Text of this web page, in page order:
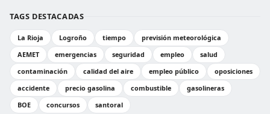
TAGS DESTACADAS
La Rioja Logroño tiempo
previsión meteorológica
AEMET
emergencias seguridad empleo
salud
contaminación
calidad del aire empleo público
oposiciones
accidente
precio gasolina combustible
gasolineras
BOE
concursos santoral